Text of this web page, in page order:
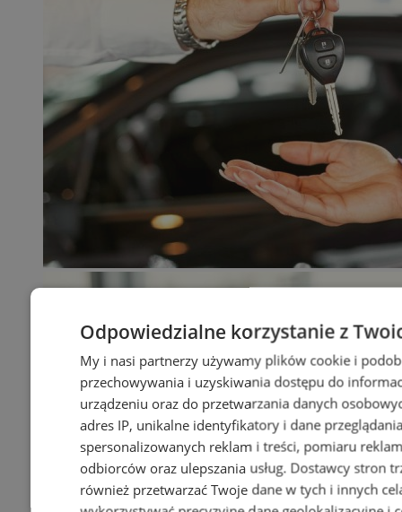
Odpowiedzialne korzystanie z
My i nasi partnerzy używamy plików cookie i
przechowywania i uzyskiwania dostępu do
urządzeniu oraz do przetwarzania danych
adres IP, unikalne identyfikatory i dane
spersonalizowanych reklam i treści, pomiaru
odbiorców oraz ulepszania usług. Dostawcy stron
również przetwarzać Twoje dane w tych i innych